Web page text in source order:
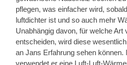
pflegen, was einfacher wird,
luftdichter ist und so auch mehr
Unabhängig davon, für welche Art
entscheiden, wird diese
an Jans Erfahrung sehen können.
verwendet er eine Luft-Luft-